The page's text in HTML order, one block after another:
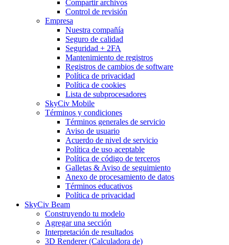
Compartir archivos
Control de revisión
Empresa
Nuestra compañía
Seguro de calidad
Seguridad + 2FA
Mantenimiento de registros
Registros de cambios de software
Política de privacidad
Política de cookies
Lista de subprocesadores
SkyCiv Mobile
Términos y condiciones
Términos generales de servicio
Aviso de usuario
Acuerdo de nivel de servicio
Política de uso aceptable
Política de código de terceros
Galletas & Aviso de seguimiento
Anexo de procesamiento de datos
Términos educativos
Política de privacidad
SkyCiv Beam
Construyendo tu modelo
Agregar una sección
Interpretación de resultados
3D Renderer (Calculadora de)